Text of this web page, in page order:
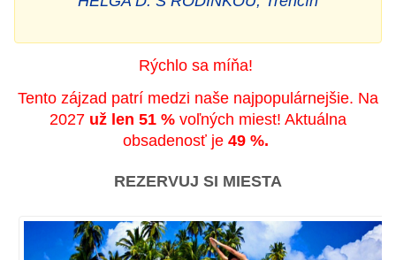
Rýchlo sa míňa!
Tento zájzad patrí medzi naše najpopulárnejšie. Na
2027 už len 51 % voľných miest! Aktuálna
obsadenosť je 49 %.
REZERVUJ SI MIESTA